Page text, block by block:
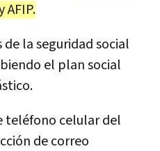
AFIP.
la seguridad social
el plan social
teléfono celular del
de correo